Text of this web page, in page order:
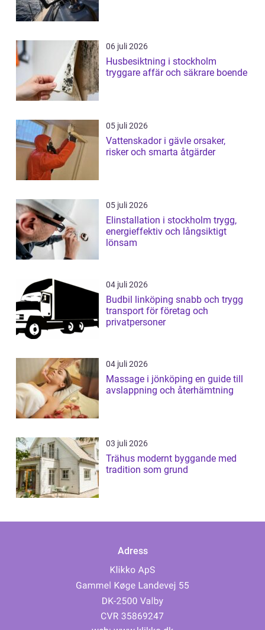
06 juli 2026
Husbesiktning i stockholm
tryggare affär och säkrare boende
05 juli 2026
Vattenskador i gävle orsaker,
risker och smarta åtgärder
05 juli 2026
Elinstallation i stockholm trygg,
energieffektiv och långsiktigt
lönsam
04 juli 2026
Budbil linköping snabb och trygg
transport för företag och
privatpersoner
04 juli 2026
Massage i jönköping en guide till
avslappning och återhämtning
03 juli 2026
Trähus modernt byggande med
tradition som grund
Adress